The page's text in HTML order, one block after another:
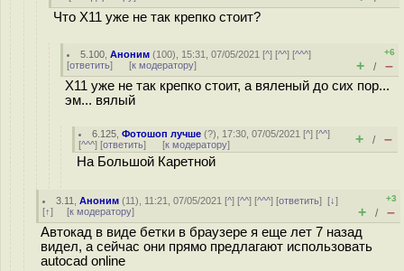
Что Х11 уже не так крепко стоит?
5.100 ,Аноним (100), 15:31, 07/05/2021 [^] [^^] [^^^]
[ответить] [к модератору]
+6
+ / –
X11 уже не так крепко стоит, а вяленый до сих пор...
эм... вялый
6.125 ,Фотошоп лучше (?), 17:30, 07/05/2021 [^] [^^]
[^^^] [ответить] [к модератору] + / –
На Большой Каретной
3.11 ,Аноним (11), 11:21, 07/05/2021 [^] [^^] [^^^] [ответить][↓]
[↑] [к модератору]
+3
+ / –
Автокад в виде бетки в браузере я еще лет 7 назад
видел, а сейчас они прямо предлагают использовать
autocad online